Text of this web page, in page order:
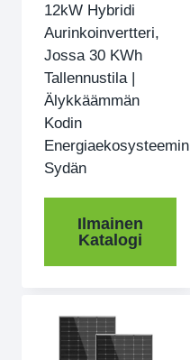
12kW Hybridi
Aurinkoinvertteri,
Jossa 30 KWh
Tallennustila |
Älykkäämmän
Kodin
Energiaekosysteemin
Sydän
Ilmainen
Katalogi